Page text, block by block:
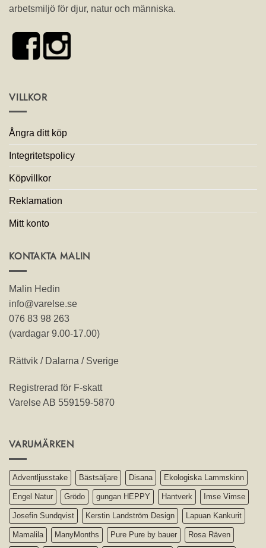
arbetsmiljö för djur, natur och människa.
VILLKOR
Ångra ditt köp
Integritetspolicy
Köpvillkor
Reklamation
Mitt konto
KONTAKTA MALIN
Malin Hedin
info@varelse.se
076 83 98 263
(vardagar 9.00-17.00)
Rättvik / Dalarna / Sverige
Registrerad för F-skatt
Varelse AB 559159-5870
VARUMÄRKEN
Adventljusstake Bästsäljare Disana Ekologiska Lammskinn
Engel Natur Grödo gungan HEPPY Hantverk Imse Vimse
Josefin Sundqvist Kerstin Landström Design Lapuan Kankurit
Mamalila ManyMonths Pure Pure by bauer Rosa Räven